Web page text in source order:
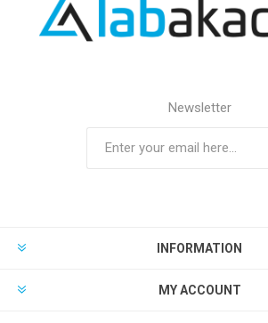
Newsletter
INFORMATION
MY ACCOUNT